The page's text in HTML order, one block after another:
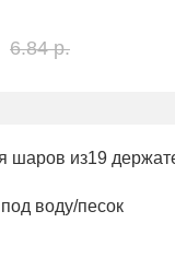
6.84р.
шаров из19
воду/песок